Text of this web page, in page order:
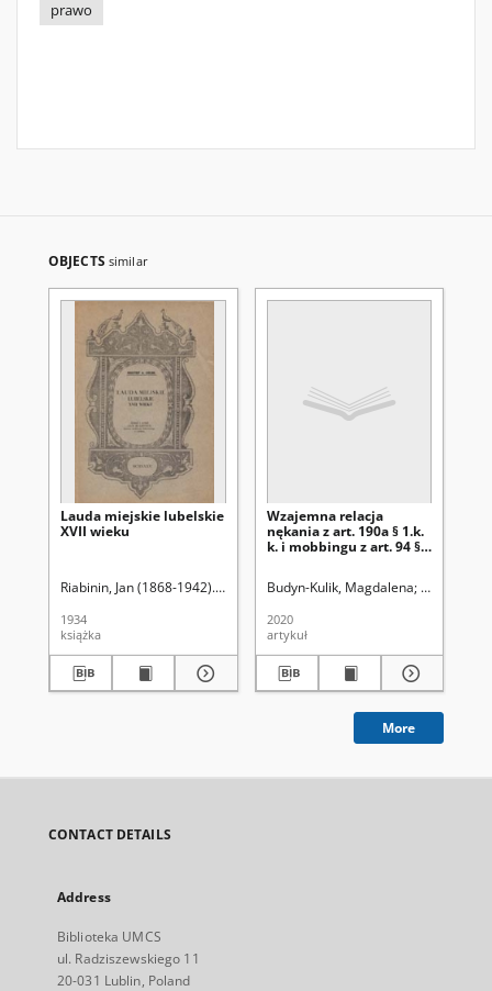
prawo
OBJECTS similar
Lauda miejskie lubelskie
XVII wieku
Riabinin, Jan (1868-1942). Wyd.
1934
książka
Wzajemna relacja
nękania z art. 190a § 1.k.
k. i mobbingu z art. 94 § 2
Budyn-Kulik, Magdalena
2020
artykuł
More
CONTACT DETAILS
Address
Biblioteka UMCS
ul. Radziszewskiego 11
20-031 Lublin, Poland